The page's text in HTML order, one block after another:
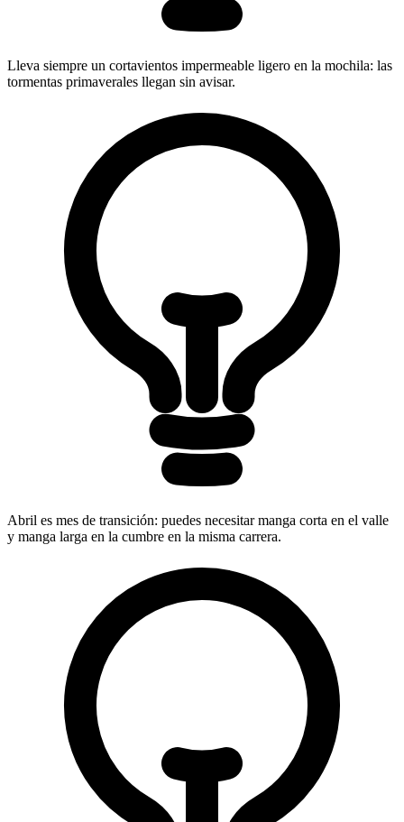
Lleva siempre un cortavientos impermeable ligero en la mochila: las
tormentas primaverales llegan sin avisar.
Abril es mes de transición: puedes necesitar manga corta en el valle
y manga larga en la cumbre en la misma carrera.